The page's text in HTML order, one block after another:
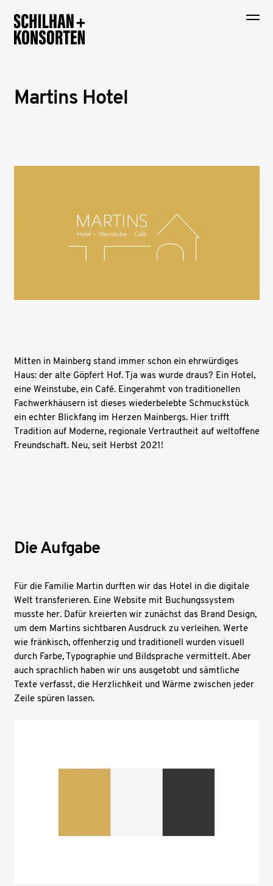
Martins Hotel
Mitten in Mainberg stand immer schon ein ehrwürdiges
Haus: der alte Göpfert Hof. Tja was wurde draus? Ein Hotel,
eine Weinstube, ein Café. Eingerahmt von traditionellen
Fachwerkhäusern ist dieses wiederbelebte Schmuckstück
ein echter Blickfang im Herzen Mainbergs. Hier trifft
Tradition auf Moderne, regionale Vertrautheit auf weltoffene
Freundschaft. Neu, seit Herbst 2021!
Die Aufgabe
Für die Familie Martin durften wir das Hotel in die digitale
Welt transferieren. Eine Website mit Buchungssystem
musste her. Dafür kreierten wir zunächst das Brand Design,
um dem Martins sichtbaren Ausdruck zu verleihen. Werte
wie fränkisch, offenherzig und traditionell wurden visuell
durch Farbe, Typographie und Bildsprache vermittelt. Aber
auch sprachlich haben wir uns ausgetobt und sämtliche
Texte verfasst, die Herzlichkeit und Wärme zwischen jeder
Zeile spüren lassen.